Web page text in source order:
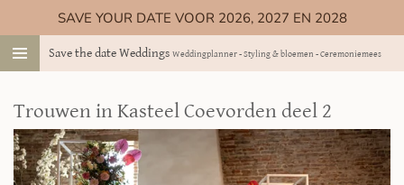
direct
naar
hoofdinhoud
Save the date Weddings Weddingplanner - Styling & bloemen - Ceremoniemeester
SAVE YOUR DATE VOOR 2026, 2027 EN 2028
Trouwen in Kasteel Coevorden deel 2